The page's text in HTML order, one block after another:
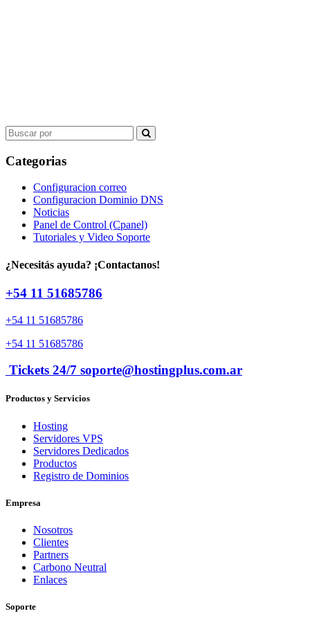
Search
for:
Categorias
Configuracion correo
Configuracion Dominio DNS
Noticias
Panel de Control (Cpanel)
Tutoriales y Video Soporte
¿Necesitás ayuda? ¡Contactanos!
+54 11 51685786
+54 11 51685786
+54 11 51685786
Tickets 24/7 soporte@hostingplus.com.ar
Productos y Servicios
Hosting
Servidores VPS
Servidores Dedicados
Productos
Registro de Dominios
Empresa
Nosotros
Clientes
Partners
Carbono Neutral
Enlaces
Soporte